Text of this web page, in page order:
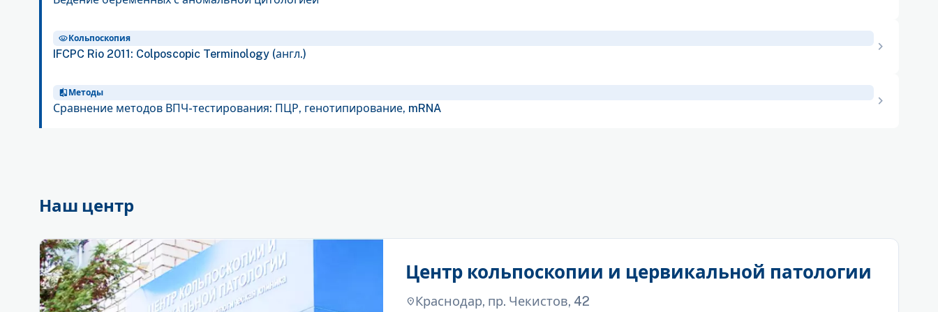
visibility Кольпоскопия
IFCPC Rio 2011: Colposcopic Terminology (англ.) chevron_right
compare Методы
Сравнение методов ВПЧ-тестирования: ПЦР, генотипирование, mRNA chevron_right
Наш центр
Центр кольпоскопии и цервикальной патологии
location_onКраснодар, пр. Чекистов, 42